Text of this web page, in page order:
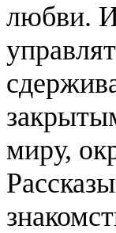
любви.
миру,